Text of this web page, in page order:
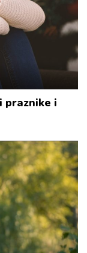
praznike i